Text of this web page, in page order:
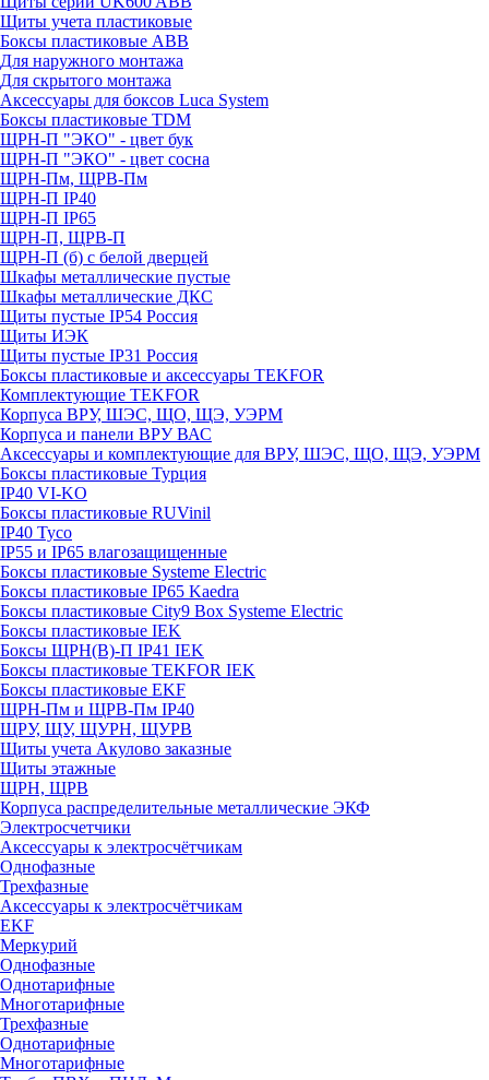
Щиты учета пластиковые
Боксы пластиковые ABB
Для наружного монтажа
Для скрытого монтажа
Аксессуары для боксов Luca System
Боксы пластиковые TDM
ЩРН-П "ЭКО" - цвет бук
ЩРН-П "ЭКО" - цвет сосна
ЩРН-Пм, ЩРВ-Пм
ЩРН-П IP40
ЩРН-П IP65
ЩРН-П, ЩРВ-П
ЩРН-П (б) с белой дверцей
Шкафы металлические пустые
Шкафы металлические ДКС
Щиты пустые IP54 Россия
Щиты ИЭК
Щиты пустые IP31 Россия
Боксы пластиковые и аксессуары TEKFOR
Комплектующие TEKFOR
Корпуса ВРУ, ШЭС, ЩО, ЩЭ, УЭРМ
Корпуса и панели ВРУ ВАС
Аксессуары и комплектующие для ВРУ, ШЭС, ЩО, ЩЭ, УЭРМ
Боксы пластиковые Турция
IP40 VI-KO
Боксы пластиковые RUVinil
IP40 Тусо
IP55 и IP65 влагозащищенные
Боксы пластиковые Systeme Electric
Боксы пластиковые IP65 Kaedra
Боксы пластиковые City9 Box Systeme Electric
Боксы пластиковые IEK
Боксы ЩРН(В)-П IP41 IEK
Боксы пластиковые TEKFOR IEK
Боксы пластиковые EKF
ЩРН-Пм и ЩРВ-Пм IP40
ЩРУ, ЩУ, ЩУРН, ЩУРВ
Щиты учета Акулово заказные
Щиты этажные
ЩРН, ЩРВ
Корпуса распределительные металлические ЭКФ
Электросчетчики
Аксессуары к электросчётчикам
Однофазные
Трехфазные
Аксессуары к электросчётчикам
EKF
Меркурий
Однофазные
Однотарифные
Многотарифные
Трехфазные
Однотарифные
Многотарифные